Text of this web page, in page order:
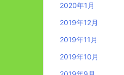
2020年1月
2019年12月
2019年11月
2019年10月